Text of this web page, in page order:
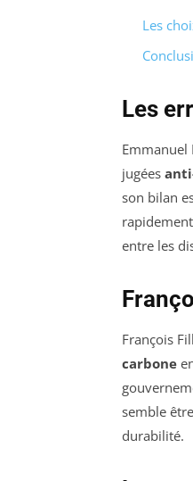
Les
Les
Emmanuel
jugées
son bilan
entre les
François
carbone
semble
durabilité.